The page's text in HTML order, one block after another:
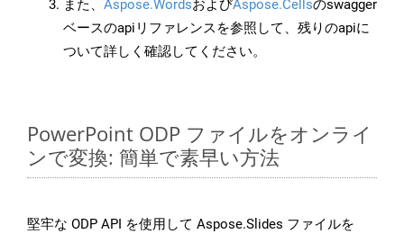
また、 Aspose.WordsおよびAspose.Cellsのswagger
ベースのapiリファレンスを参照して、残りのapiに
ついて詳しく確認してください。
PowerPoint ODP ファイルをオンライ
ンで変換: 簡単で素早い方法
堅牢な ODP API を使用して Aspose.Slides ファイルを